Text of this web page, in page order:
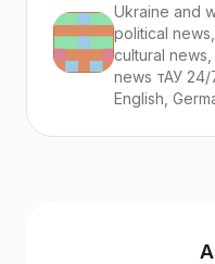
Ukraine and
political
cultural
news тАУ 24/
English,